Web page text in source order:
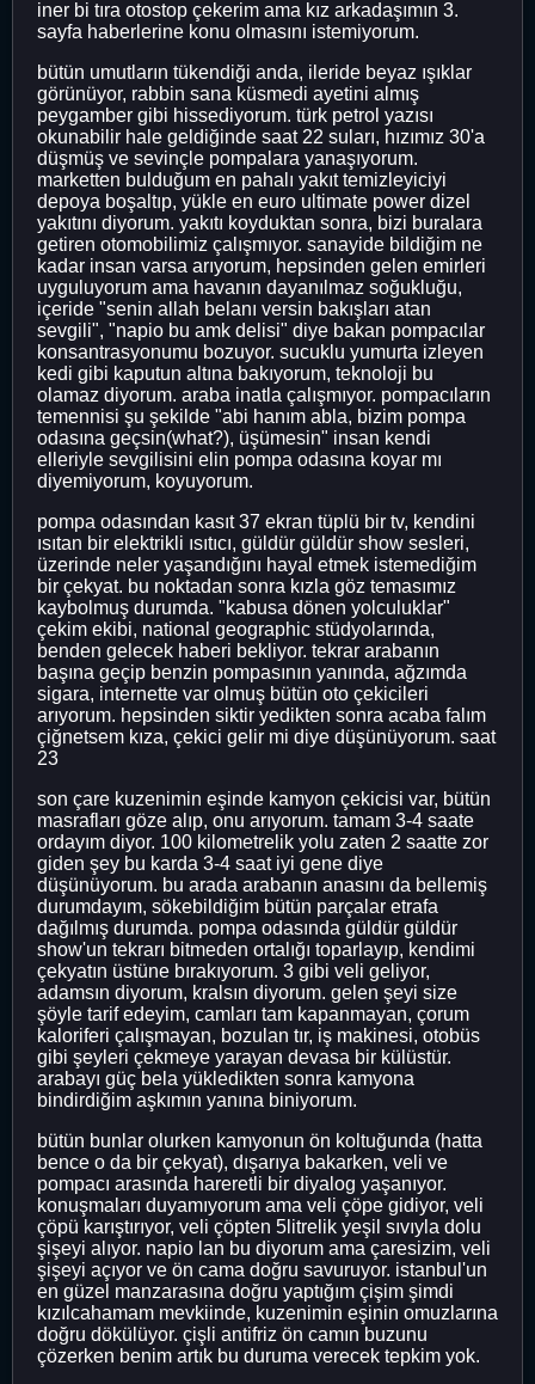
iner bi tıra otostop çekerim ama kız arkadaşımın 3.
sayfa haberlerine konu olmasını istemiyorum.
bütün umutların tükendiği anda, ileride beyaz ışıklar
görünüyor, rabbin sana küsmedi ayetini almış
peygamber gibi hissediyorum. türk petrol yazısı
okunabilir hale geldiğinde saat 22 suları, hızımız 30'a
düşmüş ve sevinçle pompalara yanaşıyorum.
marketten bulduğum en pahalı yakıt temizleyiciyi
depoya boşaltıp, yükle en euro ultimate power dizel
yakıtını diyorum. yakıtı koyduktan sonra, bizi buralara
getiren otomobilimiz çalışmıyor. sanayide bildiğim ne
kadar insan varsa arıyorum, hepsinden gelen emirleri
uyguluyorum ama havanın dayanılmaz soğukluğu,
içeride "senin allah belanı versin bakışları atan
sevgili", "napio bu amk delisi" diye bakan pompacılar
konsantrasyonumu bozuyor. sucuklu yumurta izleyen
kedi gibi kaputun altına bakıyorum, teknoloji bu
olamaz diyorum. araba inatla çalışmıyor. pompacıların
temennisi şu şekilde "abi hanım abla, bizim pompa
odasına geçsin(what?), üşümesin" insan kendi
elleriyle sevgilisini elin pompa odasına koyar mı
diyemiyorum, koyuyorum.
pompa odasından kasıt 37 ekran tüplü bir tv, kendini
ısıtan bir elektrikli ısıtıcı, güldür güldür show sesleri,
üzerinde neler yaşandığını hayal etmek istemediğim
bir çekyat. bu noktadan sonra kızla göz temasımız
kaybolmuş durumda. "kabusa dönen yolculuklar"
çekim ekibi, national geographic stüdyolarında,
benden gelecek haberi bekliyor. tekrar arabanın
başına geçip benzin pompasının yanında, ağzımda
sigara, internette var olmuş bütün oto çekicileri
arıyorum. hepsinden siktir yedikten sonra acaba falım
çiğnetsem kıza, çekici gelir mi diye düşünüyorum. saat
23
son çare kuzenimin eşinde kamyon çekicisi var, bütün
masrafları göze alıp, onu arıyorum. tamam 3-4 saate
ordayım diyor. 100 kilometrelik yolu zaten 2 saatte zor
giden şey bu karda 3-4 saat iyi gene diye
düşünüyorum. bu arada arabanın anasını da bellemiş
durumdayım, sökebildiğim bütün parçalar etrafa
dağılmış durumda. pompa odasında güldür güldür
show'un tekrarı bitmeden ortalığı toparlayıp, kendimi
çekyatın üstüne bırakıyorum. 3 gibi veli geliyor,
adamsın diyorum, kralsın diyorum. gelen şeyi size
şöyle tarif edeyim, camları tam kapanmayan, çorum
kaloriferi çalışmayan, bozulan tır, iş makinesi, otobüs
gibi şeyleri çekmeye yarayan devasa bir külüstür.
arabayı güç bela yükledikten sonra kamyona
bindirdiğim aşkımın yanına biniyorum.
bütün bunlar olurken kamyonun ön koltuğunda (hatta
bence o da bir çekyat), dışarıya bakarken, veli ve
pompacı arasında hareretli bir diyalog yaşanıyor.
konuşmaları duyamıyorum ama veli çöpe gidiyor, veli
çöpü karıştırıyor, veli çöpten 5litrelik yeşil sıvıyla dolu
şişeyi alıyor. napio lan bu diyorum ama çaresizim, veli
şişeyi açıyor ve ön cama doğru savuruyor. istanbul'un
en güzel manzarasına doğru yaptığım çişim şimdi
kızılcahamam mevkiinde, kuzenimin eşinin omuzlarına
doğru dökülüyor. çişli antifriz ön camın buzunu
çözerken benim artık bu duruma verecek tepkim yok.